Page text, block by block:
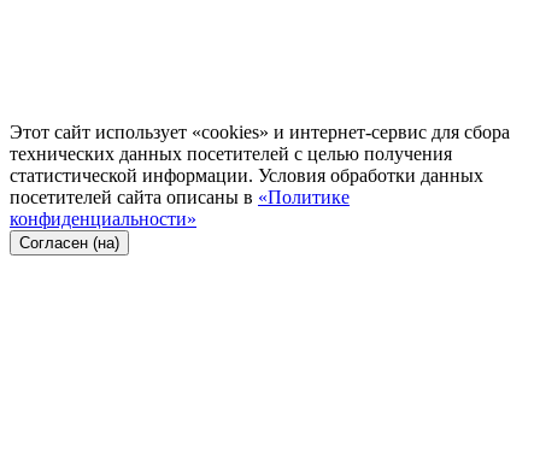
Этот сайт использует «cookies» и интернет-сервис для сбора
технических данных посетителей с целью получения
статистической информации. Условия обработки данных
посетителей сайта описаны в «Политике
конфиденциальности»
Согласен (на)